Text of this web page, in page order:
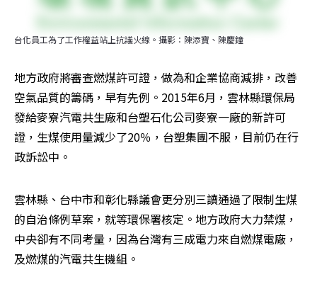
台化員工為了工作權益站上抗議火線。攝影：陳添寶、陳慶鐘
地方政府將審查燃煤許可證，做為和企業協商減排，改善
空氣品質的籌碼，早有先例。2015年6月，雲林縣環保局
發給麥寮汽電共生廠和台塑石化公司麥寮一廠的新許可
證，生煤使用量減少了20％，台塑集團不服，目前仍在行
政訴訟中。
雲林縣、台中市和彰化縣議會更分別三讀通過了限制生煤
的自治條例草案，就等環保署核定。地方政府大力禁煤，
中央卻有不同考量，因為台灣有三成電力來自燃煤電廠，
及燃煤的汽電共生機組。